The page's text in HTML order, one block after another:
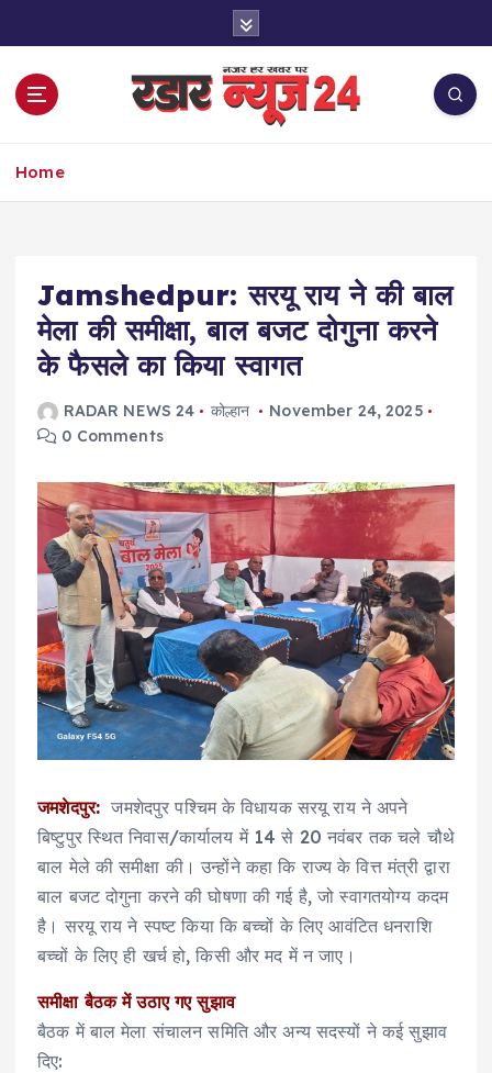
Home
Jamshedpur: सरयू राय ने की बाल
मेला की समीक्षा, बाल बजट दोगुना करने
के फैसले का किया स्वागत
RADAR NEWS 24 कोल्हान
November 24, 2025
0 Comments
जमशेदपुर: जमशेदपुर पश्चिम के विधायक सरयू राय ने अपने
बिष्टुपुर स्थित निवास/कार्यालय में 14 से 20 नवंबर तक चले चौथे
बाल मेले की समीक्षा की। उन्होंने कहा कि राज्य के वित्त मंत्री द्वारा
बाल बजट दोगुना करने की घोषणा की गई है, जो स्वागतयोग्य कदम
है। सरयू राय ने स्पष्ट किया कि बच्चों के लिए आवंटित धनराशि
बच्चों के लिए ही खर्च हो, किसी और मद में न जाए।
समीक्षा बैठक में उठाए गए सुझाव
बैठक में बाल मेला संचालन समिति और अन्य सदस्यों ने कई सुझाव
दिए: